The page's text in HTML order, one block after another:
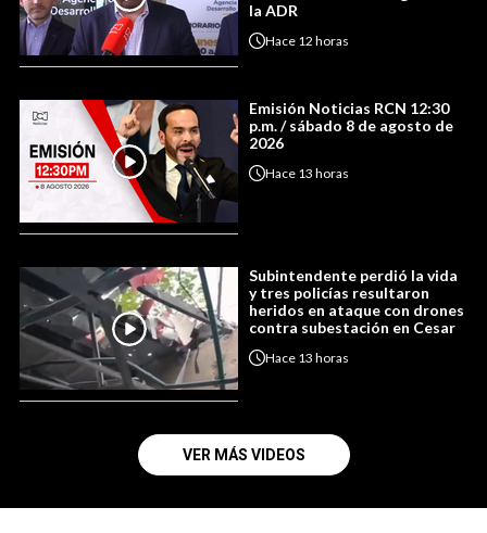
la ADR
Hace 12 horas
Emisión Noticias RCN 12:30
p.m. / sábado 8 de agosto de
2026
Hace 13 horas
Subintendente perdió la vida
y tres policías resultaron
heridos en ataque con drones
contra subestación en Cesar
Hace 13 horas
VER MÁS VIDEOS